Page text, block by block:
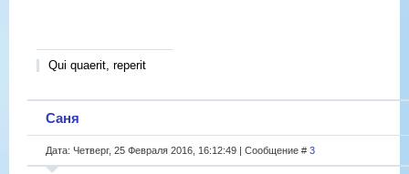
Qui quaerit, reperit
Саня
Дата: Четверг, 25 Февраля 2016, 16:12:49 | Сообщение # 3